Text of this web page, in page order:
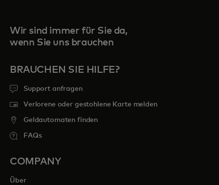
Wir sind immer für Sie da,
wenn Sie uns brauchen
BRAUCHEN SIE HILFE?
Support anfragen
Verlorene oder gestohlene Karte melden
Geldautomaten finden
FAQs
COMPANY
Über